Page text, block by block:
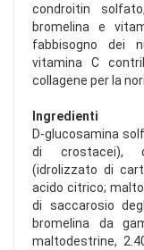
condroitin
bromelina e
fabbisogno dei
vitamina C
collagene per la
Ingredienti
D-glucosamina
di crostacei),
(idrolizzato di
acido citrico;
di saccarosio
bromelina da
maltodestrine,